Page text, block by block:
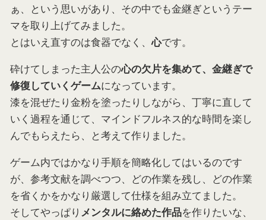
ぁ、という思いがあり、その中でも金継ぎというテー
マを取り上げてみました。
とはいえ直すのは食器でなく、心です。
砕けてしまった主人公の心の欠片を集めて、金継ぎで
修復していくゲームになっています。
漆を混ぜたり金粉を塗ったりしながら、丁寧に直して
いく過程を通じて、マインドフルネス的な時間を楽し
んでもらえたら、と考えて作りました。
ゲーム内ではかなり手順を簡略化してはいるのです
が、参考文献を調べつつ、どの作業を残し、どの作業
を省くかをかなり厳選して仕様を組み立てました。
そしてやっぱり メンタルに絡めた作品を作りたいな、